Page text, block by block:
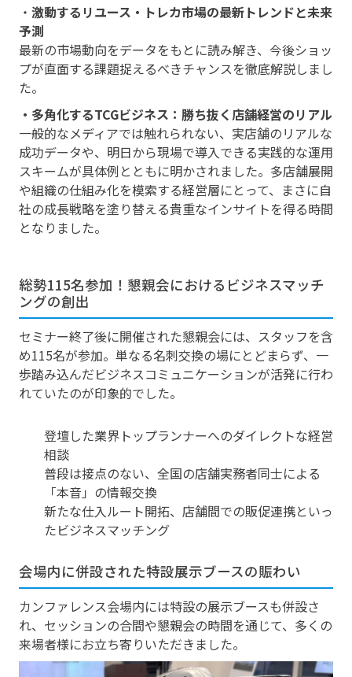
・ 激動するリユース・トレカ市場の最新トレンドと未来
予測
最新の市場動向をデータをもとに読み解き、今後ショッ
プが直面する課題捉えるべきチャンスを徹底解説しまし
た。
・多角化するTCGビジネス：勝ち抜く店舗経営のリアル
一般的なメディアでは触れられない、実店舗のリアルな
成功データや、明日から現場で導入できる実践的な運用
スキームが具体例とともに明かされました。多店舗展開
や組織の仕組み化を模索する経営層にとって、まさに自
社の成長戦略を塗り替える貴重なインサイトを得る時間
となりました。
総勢115名参加！懇親会におけるビジネスマッチ
ングの創出
セミナー終了後に開催された懇親会には、スタッフを含
め115名が参加。単なる名刺交換の場にとどまらず、一
歩踏み込んだビジネスコミュニケーションが活発に行わ
れていたのが印象的でした。
登壇した業界トップランナーへのダイレクトな経営
相談
普段は接点のない、全国の店舗実務者同士による
「本音」の情報交換
新たな仕入ルート開拓、店舗間での販促連携といっ
たビジネスマッチング
会場内に併設された特設展示ブースの賑わい
カンファレンス会場内には特設の展示ブースも併設さ
れ、セッションの合間や懇親会の時間を通じて、多くの
来場者様にお立ち寄りいただきました。